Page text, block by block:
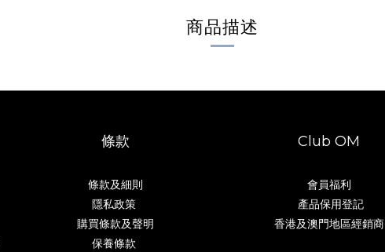
商品描述
條款
條款及細則
隱私政策
購買條款及聲明
保養條款
Club OM
會員福利
產品保用登記
香港及澳門地區經銷商